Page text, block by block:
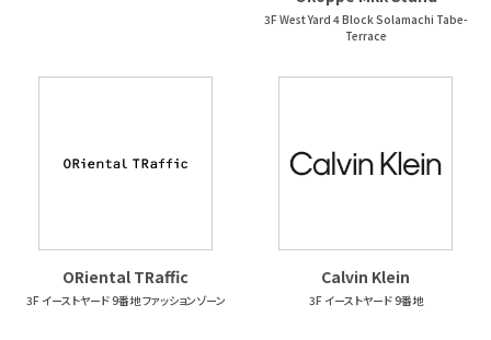
3F West Yard 4 Block Solamachi Tabe-
Terrace
ORiental TRaffic
3F イーストヤード 9番地 ファッションゾーン
Calvin Klein
3F イーストヤード 9番地